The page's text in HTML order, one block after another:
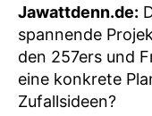
Jawattdenn.de:
spannende
den 257ers und
eine konkrete
Zufallsideen?